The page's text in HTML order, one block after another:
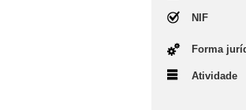
NIF
Forma
Atividade